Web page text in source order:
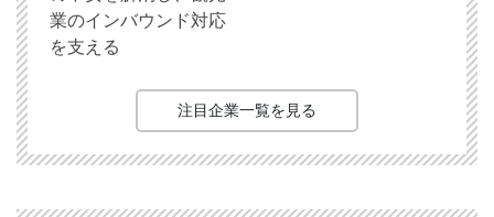
業のインバウンド対応
を支える
注目企業一覧を見る